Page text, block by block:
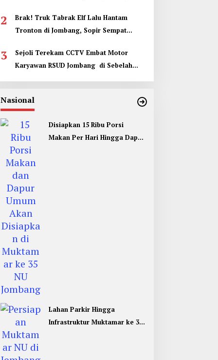
2
Brak! Truk Tabrak Elf Lalu Hantam
Tronton di Jombang, Sopir Sempat
3
Sejoli Terekam CCTV Embat Motor
Karyawan RSUD Jombang di Sebelah
Nasional
Disiapkan 15 Ribu Porsi
Makan Per Hari Hingga Dapur
Lahan Parkir Hingga
Infrastruktur Muktamar ke 35